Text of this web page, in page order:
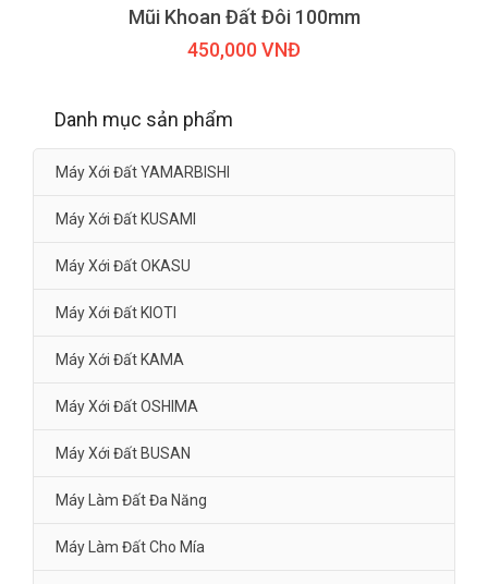
Mũi Khoan Đất Đôi 100mm
450,000 VNĐ
Danh mục sản phẩm
Máy Xới Đất YAMARBISHI
Máy Xới Đất KUSAMI
Máy Xới Đất OKASU
Máy Xới Đất KIOTI
Máy Xới Đất KAMA
Máy Xới Đất OSHIMA
Máy Xới Đất BUSAN
Máy Làm Đất Đa Năng
Máy Làm Đất Cho Mía